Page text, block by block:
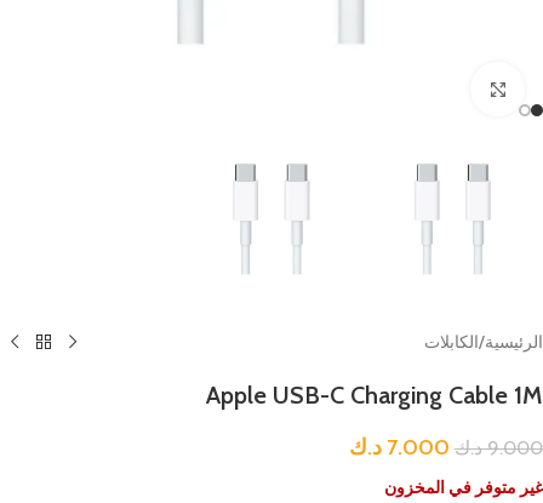
الرئيسية/الكابلات
Apple USB-C Charging Cable 1M
9.000 د.ك 7.000 د.ك
غير متوفر في المخزون